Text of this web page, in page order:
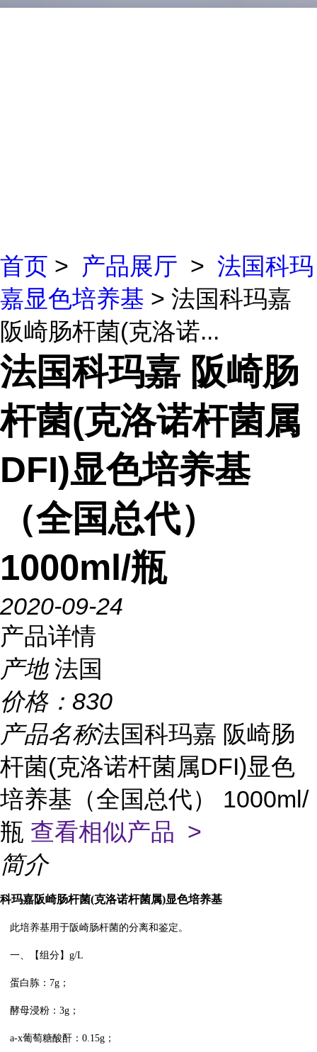
首页 > 产品展厅 > 法国科玛
嘉显色培养基 > 法国科玛嘉
阪崎肠杆菌(克洛诺...
法国科玛嘉 阪崎肠
杆菌(克洛诺杆菌属
DFI)显色培养基
（全国总代）
1000ml/瓶
2020-09-24
产品详情
产地 法国
价格： 830
产品名称法国科玛嘉 阪崎肠
杆菌(克洛诺杆菌属DFI)显色
培养基（全国总代） 1000ml/
瓶 查看相似产品 >
简介
科玛嘉阪崎肠杆菌(克洛诺杆菌属)显色培养基
此培养基用于阪崎肠杆菌的分离和鉴定。
一、【组分】 g/L
蛋白胨： 7g ；
酵母浸粉： 3g ；
a-x葡萄糖酸酐： 0.15g ；